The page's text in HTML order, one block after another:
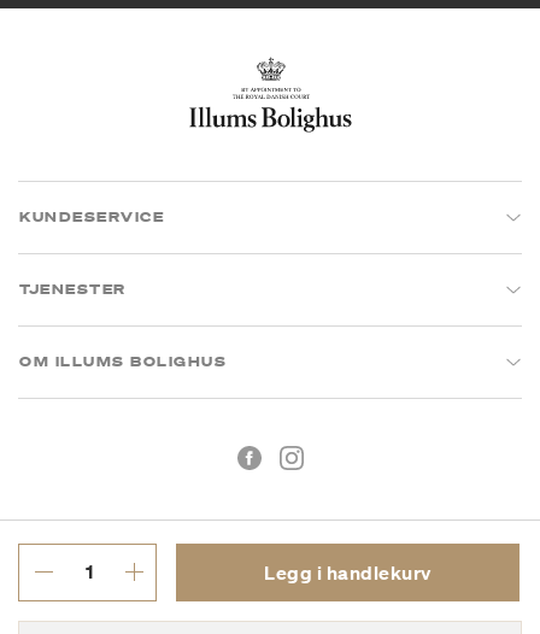
Legg i handlekurv
KUNDESERVICE
TJENESTER
OM ILLUMS BOLIGHUS